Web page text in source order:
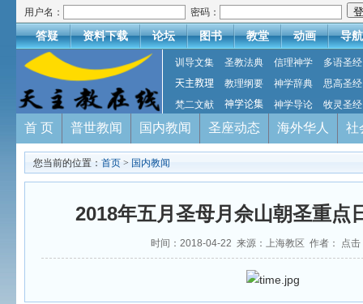
用户名： 密码：
答疑 资料下载 论坛 图书 教堂 动画 导航
训导文集 圣教法典 信理神学
多语圣经
天主教理
教理纲要 神学辞典
思高圣经
梵二文献
神学论集 神学导论 牧灵圣经
首 页 普世教闻 国内教闻 圣座动态 海外华人 社
您当前的位置： 首页 > 国内教闻
2018年五月圣母月佘山朝圣重点
时间：2018-04-22 来源：上海教区 作者： 点击